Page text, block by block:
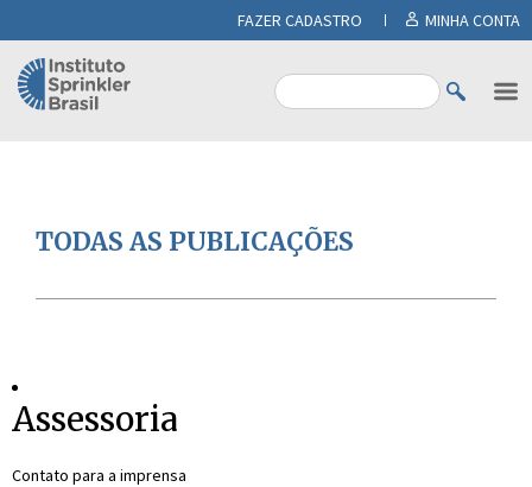
FAZER CADASTRO MINHA CONTA
TODAS AS PUBLICAÇÕES
Assessoria
Contato para a imprensa